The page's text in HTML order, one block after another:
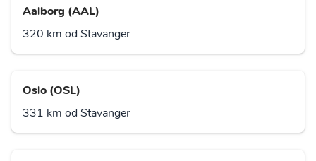
Aalborg (AAL)
320 km od Stavanger
Oslo (OSL)
331 km od Stavanger